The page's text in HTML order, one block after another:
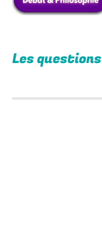
Les questions